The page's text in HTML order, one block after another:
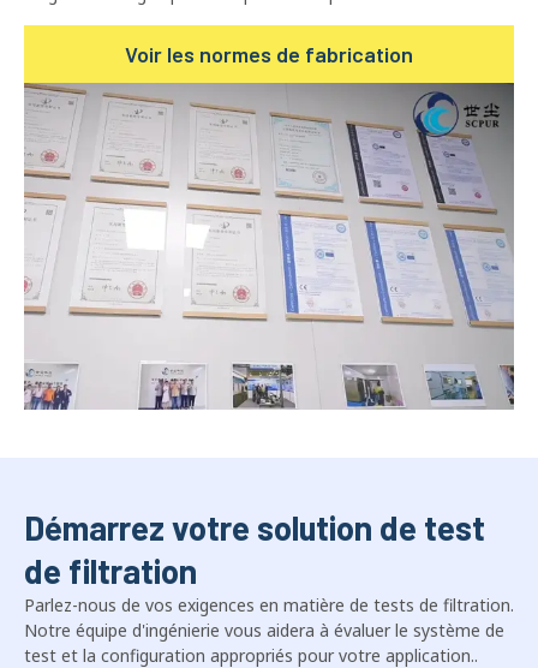
Voir les normes de fabrication
Démarrez votre solution de test
de filtration
Parlez-nous de vos exigences en matière de tests de filtration.
Notre équipe d'ingénierie vous aidera à évaluer le système de
test et la configuration appropriés pour votre application..